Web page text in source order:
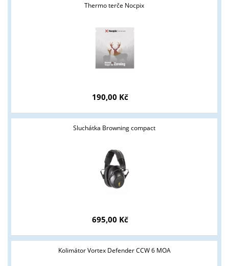
Thermo terče Nocpix
190,00 Kč
Sluchátka Browning compact
695,00 Kč
Kolimátor Vortex Defender CCW 6 MOA